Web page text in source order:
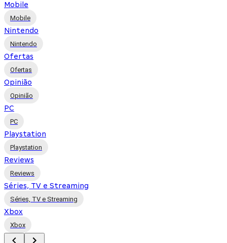
Mobile
Mobile
Nintendo
Nintendo
Ofertas
Ofertas
Opinião
Opinião
PC
PC
Playstation
Playstation
Reviews
Reviews
Séries, TV e Streaming
Séries, TV e Streaming
Xbox
Xbox